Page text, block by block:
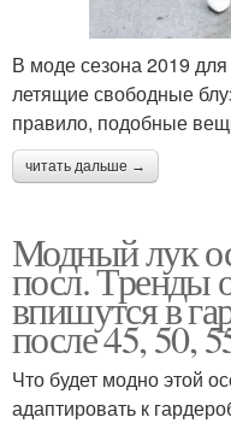
В моде сезона 2019
летящие свободные
правило, подобные
читать дальше →
Модный лук
посл. Тренды
впишутся в
после 45, 50,
Что будет модно этой
адаптировать к